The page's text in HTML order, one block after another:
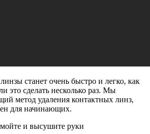
станет очень быстро и легко, как
это сделать несколько раз. Мы
метод удаления контактных линз,
для начинающих.
и высушите руки